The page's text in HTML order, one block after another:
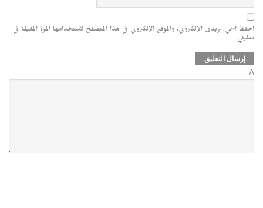
احفظ اسمي، بريدي الإلكتروني، والموقع الإلكتروني في هذا المتصفح لاستخدامها المرة المقبلة في
تعليقي.
Δ